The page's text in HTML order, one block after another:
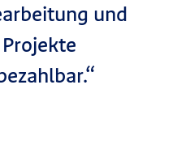
und